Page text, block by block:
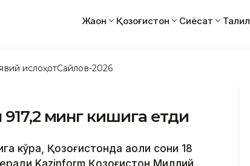
Жаҳон Қозоғистон Сиёсат Таҳлил
ислоҳотСайлов-2026
917,2 минг кишига етди
кўра, Қозоғистонда аҳоли сони 18
Kazinform Қозоғистон Миллий